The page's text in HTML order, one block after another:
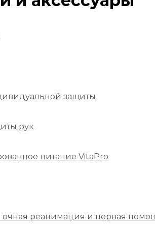
защиты
рук
питание VitaPro
реанимация и первая